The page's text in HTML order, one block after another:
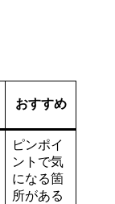
おすすめ
ピンポイ
ントで気
になる箇
所がある